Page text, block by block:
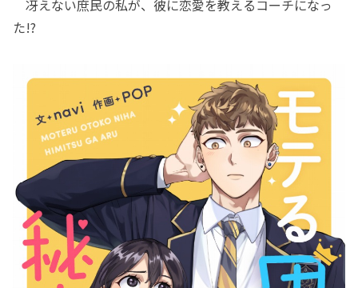
冴えない庶民の私が、彼に恋愛を教えるコーチになっ
た!?